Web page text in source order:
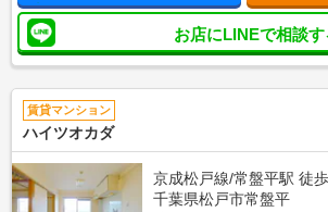
お店にLINEで相談す
賃貸マンション
ハイツオカダ
京成松戸線/常盤平駅 徒
千葉県松戸市常盤平